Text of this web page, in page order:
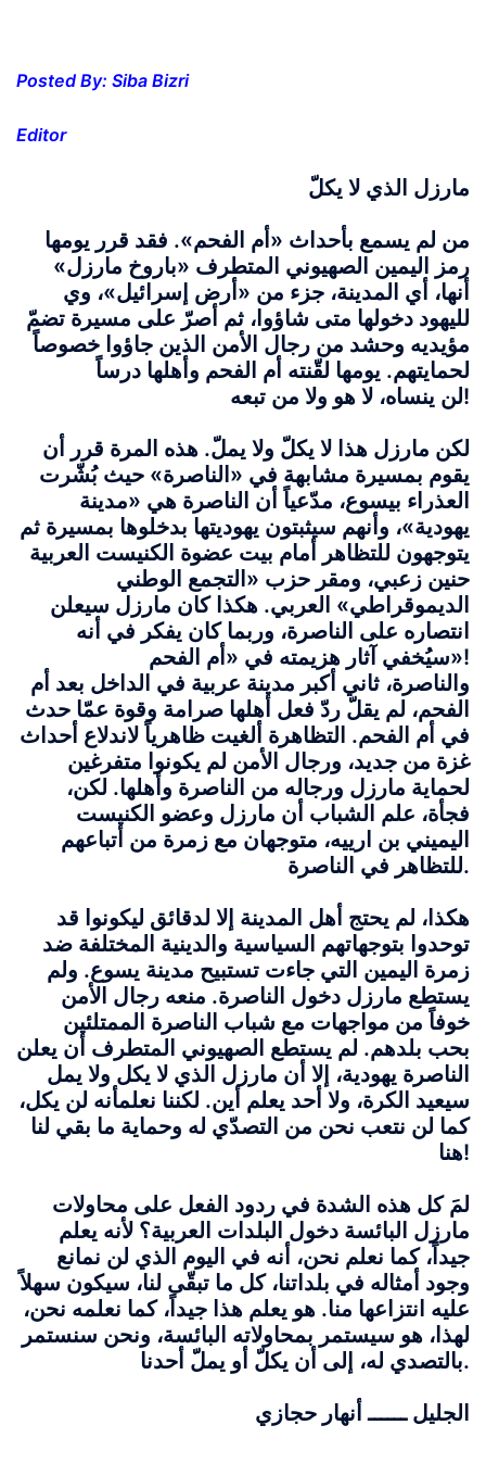
Posted By: Siba Bizri
Editor
مارزل الذي لا يكلّ
من لم يسمع بأحداث «أم الفحم». فقد قرر يومها
رمز اليمين الصهيوني المتطرف «باروخ مارزل»
أنها، أي المدينة، جزء من «أرض إسرائيل»، وي
لليهود دخولها متى شاؤوا، ثم أصرّ على مسيرة تضمّ
مؤيديه وحشد من رجال الأمن الذين جاؤوا خصوصاً
لحمايتهم. يومها لقّنته أم الفحم وأهلها درساً
لنينساه، لا هو ولا من تبعه!
لكن مارزل هذا لا يكلّ ولا يملّ. هذه المرة قرر أن
يقوم بمسيرة مشابهة في «الناصرة» حيث بُشّرت
العذراء بيسوع، مدّعياً أن الناصرة هي «مدينة
يهودية»، وأنهم سيثبتون يهوديتها بدخلوها بمسيرة ثم
يتوجهون للتظاهر أمام بيت عضوة الكنيست العربية
حنين زعبي، ومقر حزب «التجمع الوطني
الديموقراطي» العربي. هكذا كان مارزل سيعلن
انتصاره على الناصرة، وربما كان يفكر في أنه
سيُخفي آثار هزيمته في «أم الفحم»!
والناصرة، ثاني أكبر مدينة عربية في الداخل بعد أم
الفحم، لم يقلّ ردّ فعل أهلها صرامة وقوة عمّا حدث
في أم الفحم. التظاهرة ألغيت ظاهرياً لاندلاع أحداث
غزة من جديد، ورجال الأمن لم يكونوا متفرغين
لحماية مارزل ورجاله من الناصرة وأهلها. لكن،
فجأة، علم الشباب أن مارزل وعضو الكنيست
اليميني بن ارييه، متوجهان مع زمرة من أتباعهم
للتظاهر في الناصرة.
هكذا، لم يحتج أهل المدينة إلا لدقائق ليكونوا قد
توحدوا بتوجهاتهم السياسية والدينية المختلفة ضد
زمرة اليمين التي جاءت تستبيح مدينة يسوع. ولم
يستطع مارزل دخول الناصرة. منعه رجال الأمن
خوفاً من مواجهات مع شباب الناصرة الممتلئين
بحب بلدهم. لم يستطع الصهيوني المتطرف أن يعلن
الناصرة يهودية، إلا أن مارزل الذي لا يكل ولا يمل
سيعيد الكرة، ولا أحد يعلم أين. لكننا نعلمأنه لن يكل،
كما لن نتعب نحن من التصدّي له وحماية ما بقي لنا
هنا!
لمَ كل هذه الشدة في ردود الفعل على محاولات
مارزل البائسة دخول البلدات العربية؟ لأنه يعلم
جيداً، كما نعلم نحن، أنه في اليوم الذي لن نمانع
وجود أمثاله في بلداتنا، كل ما تبقّى لنا، سيكون سهلاً
عليه انتزاعها منا. هو يعلم هذا جيداً، كما نعلمه نحن،
لهذا، هو سيستمر بمحاولاته البائسة، ونحن سنستمر
بالتصدي له، إلى أن يكلّ أو يملّ أحدنا.
الجليل ــــــ أنهار حجازي